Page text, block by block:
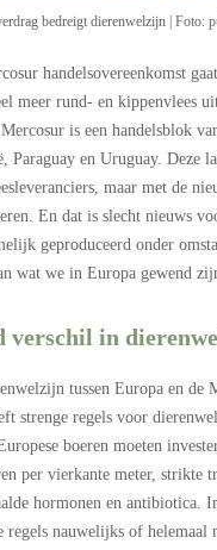
bedreigt dierenwelzijn | Foto:
handelsovereenkomst
meer rund- en kippenvlees
is een handelsblok
Paraguay en Uruguay. Deze
maar met de
En dat is slecht nieuws
geproduceerd onder
wat we in Europa gewend
verschil in
tussen Europa en de
strenge regels voor
boeren moeten
per vierkante meter, strikte
hormonen en antibiotica.
regels nauwelijks of helemaal